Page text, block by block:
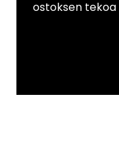
ostoksen tekoa